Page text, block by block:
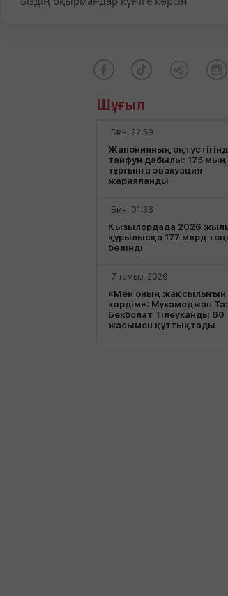
Шұғыл
Бүгін, 22:59
Жапонияның
тайфун дабылы: 175 мың
тұрғынға эвакуация
жарияланды
Бүгін, 01:36
Қызылордада 2026
құрылысқа 177 млрд
бөлінді
7 тамыз, 2026
«Мен оның жақсылығын
көрдім»: Мұхамеджан
Бекболат Тілеуханды 60
жасымен құттықтады